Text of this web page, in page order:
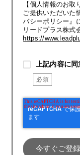
【個人情報のお取
ご提供いただいた
バシーポリシー』
リードプラス株式
https://
上記内容に